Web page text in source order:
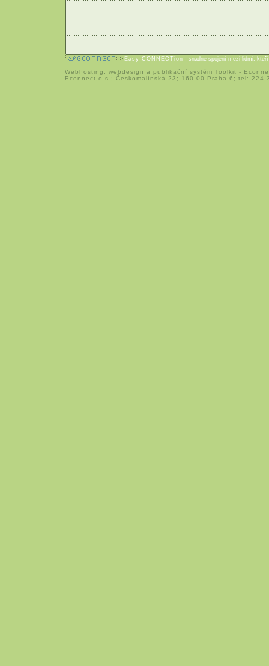
Easy CONNECTion - snadné spojení mezi lidmi,
Webhosting webdesign a publikační systém Toolkit -
Econnect,o.s.; Českomalínská 23; 160 00 Praha 6; tel: 224